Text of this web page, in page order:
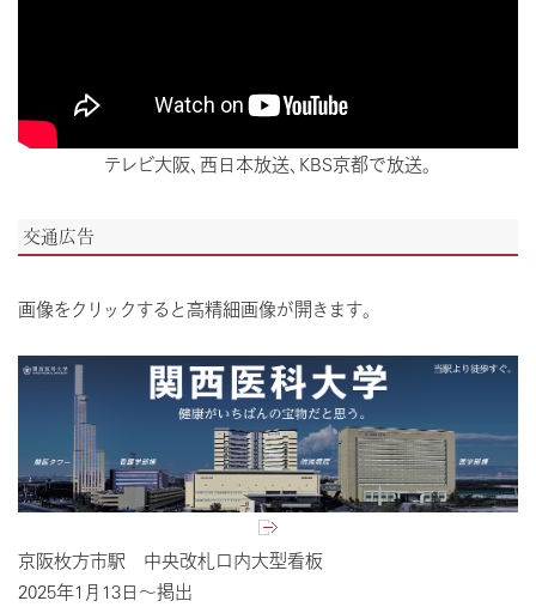
テレビ大阪、西日本放送、KBS京都で放送。
交通広告
画像をクリックすると高精細画像が開きます。
京阪枚方市駅 中央改札口内大型看板
2025年1月13日～掲出